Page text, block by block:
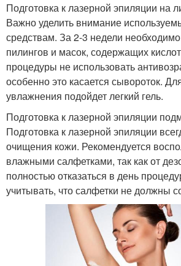
Подготовка к лазерной эпиляции на
Важно уделить внимание
средствам. За 2-3 недели необходимо
пилингов и масок, содержащих
процедуры не использовать
особенно это касается сывороток.
увлажнения подойдет легкий гель.
Подготовка к лазерной эпиляции
Подготовка к лазерной эпиляции
очищения кожи. Рекомендуется
влажными салфетками, так как от
полностью отказаться в день
учитывать, что салфетки не должны